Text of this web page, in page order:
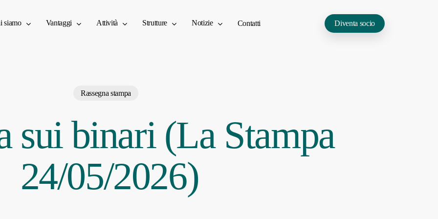
siamo Vantaggi Attività Strutture Notizie Contatti Diventa socio
Rassegna stampa
sui binari (La Stampa
24/05/2026)